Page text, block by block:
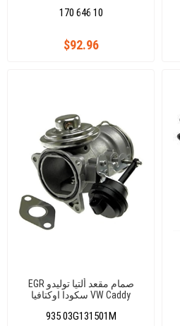
170 646 10
$92.96
EGR صمام مقعد ألتيا توليدو
سكودا اوكتافيا VW Caddy
03G131501A
935 03G131501M